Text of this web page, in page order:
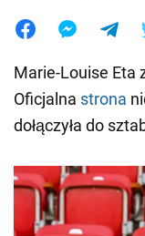
Marie-Louise Eta
Oficjalna strona
dołączyła do